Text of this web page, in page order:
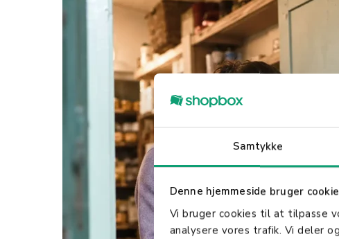
Samtykke
Denne hjemmeside bruger
Vi bruger cookies til at tilpasse
analysere vores trafik. Vi deler